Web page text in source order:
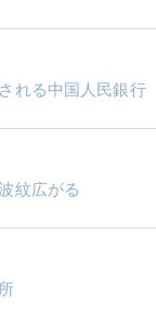
れる中国人民銀行
紋広がる